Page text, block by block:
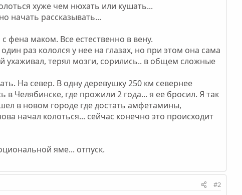
хуже чем нюхать или кушать...
начать рассказывать...
фена маком. Все естественно в вену.
раз кололся у нее на глазах, но при этом она сама
ухаживал, терял мозги, сорились.. в общем сложные
На север. В одну деревушку 250 км севернее
Челябинске, где прожили 2 года... я ее бросил. Я так
в новом городе где достать амфетамины,
начал колоться... сейчас конечно это происходит
яме... отпуск.
#2